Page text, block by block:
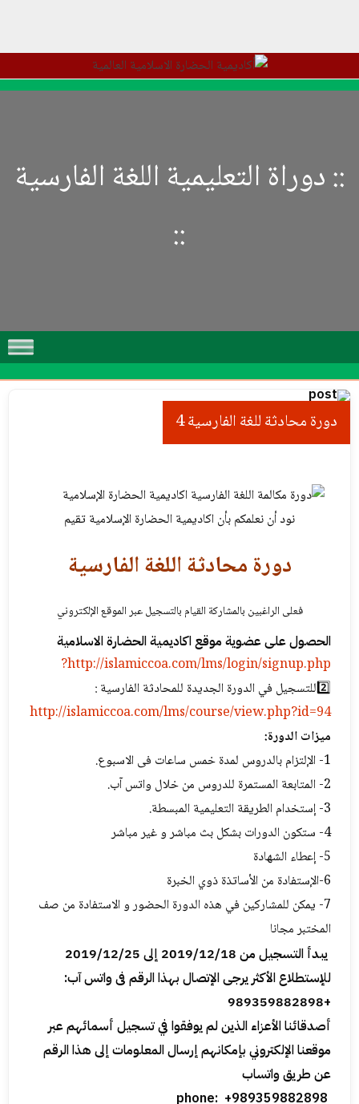
::دوراة التعلیمیة اللغة الفارسیة
::
Menu
دورة محادثة للغة الفارسیة 4
نود أن نعلمكم بأن اكاديمية الحضارة الإسلامية تقيم
دورة محادثة اللغة الفارسية
فعلی الراغبین بالمشاركة القیام بالتسجيل‌ عبر الموقع الإلكتروني
الحصول على عضوية موقع اكاديمية الحضارة الاسلامية
http://islamiccoa.com/lms/login/signup.php?
2️⃣للتسجيل في الدورة الجديدة للمحادثة الفارسية :
http://islamiccoa.com/lms/course/view.php?id=94
میزات الدورة:
1- الإلتزام بالدروس لمدة خمس ساعات فی الاسبوع.
2- المتابعة المستمرة للدروس من خلال واتس آب.
3- إستخدام الطریقة التعلیمية المبسطة.
4- ستکون الدورات بشکل بث مباشر و غیر مباشر
5- إعطاء الشهادة
6-الإستفادة من الأساتذة ذوي الخبرة
7- یمکن للمشاركين في هذه الدورة الحضور و الاستفادة من صف
المختبر مجانا
یبدأ التسجیل من 2019/12/18 إلی 2019/12/25
للإستطلاع الأکثر یرجی الإتصال بهذا الرقم فی واتس آب:
+989359882898
أصدقائنا الأعزاء الذين لم یوفقوا في تسجيل أسمائهم عبر
موقعنا الإلكتروني بإمكانهم إرسال المعلومات إلى هذا الرقم
عن طريق واتساب